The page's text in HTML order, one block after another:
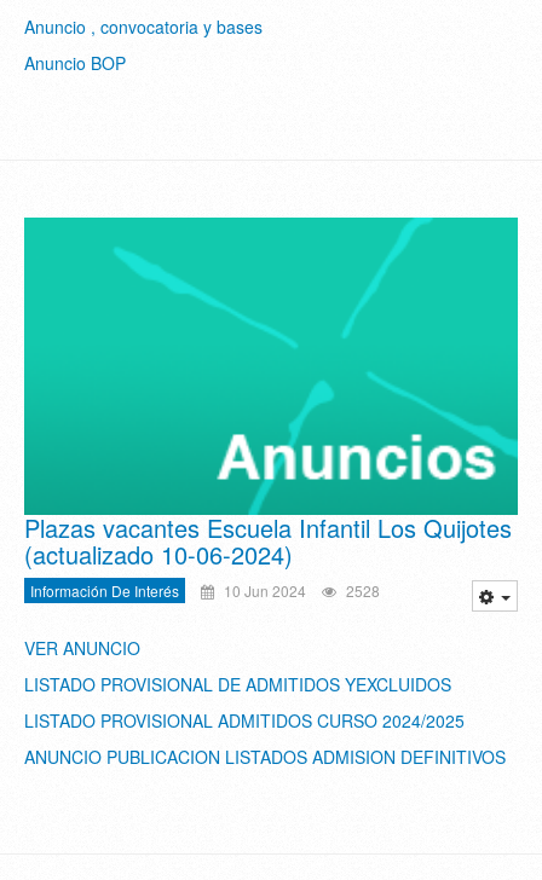
Anuncio , convocatoria y bases
Anuncio BOP
Plazas vacantes Escuela Infantil Los Quijotes
(actualizado 10-06-2024)
Información De Interés 10 Jun 2024 2528
VER ANUNCIO
LISTADO PROVISIONAL DE ADMITIDOS YEXCLUIDOS
LISTADO PROVISIONAL ADMITIDOS CURSO 2024/2025
ANUNCIO PUBLICACION LISTADOS ADMISION DEFINITIVOS